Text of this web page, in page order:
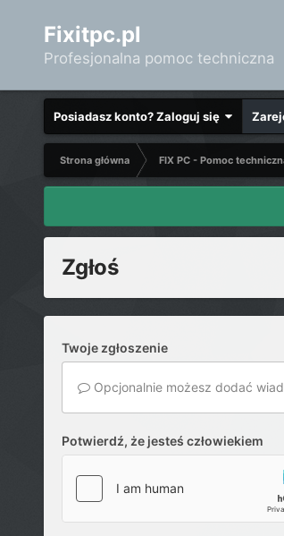
Fixitpc.pl
Profesjonalna pomoc techniczna
Posiadasz konto? Zaloguj się
Strona główna FIX PC - Pomoc
Zgłoś
Twoje zgłoszenie
Opcjonalnie możesz dodać
Potwierdź, że jesteś człowiekiem